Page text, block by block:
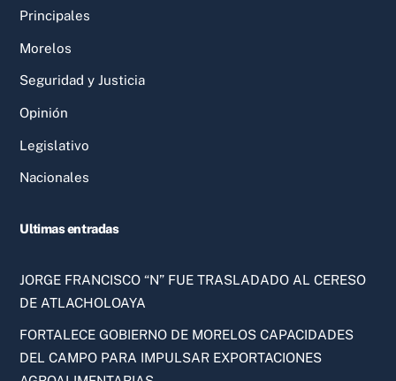
Principales
Morelos
Seguridad y Justicia
Opinión
Legislativo
Nacionales
Ultimas entradas
JORGE FRANCISCO “N” FUE TRASLADADO AL CERESO
DE ATLACHOLOAYA
FORTALECE GOBIERNO DE MORELOS CAPACIDADES
DEL CAMPO PARA IMPULSAR EXPORTACIONES